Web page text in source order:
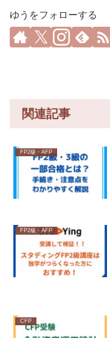
ゆうをフォローする
関連記事
FP2級・AFP
FP2級・AFP
CFP